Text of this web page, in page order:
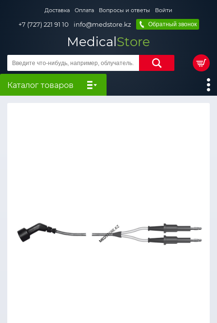
Доставка Оплата Вопросы и ответы Войти
+7 (727) 221 91 10 info@medstore.kz Обратный звонок
MedicalStore
Каталог товаров